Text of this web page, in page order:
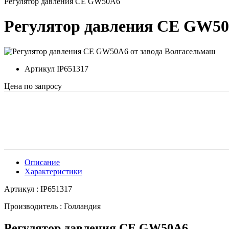
Регулятор давления CE
Артикул IP651317
Цена по запросу
Описание
Характеристики
Артикул : IP651317
Производитель : Голландия